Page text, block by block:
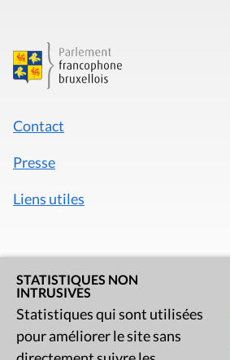
STATISTIQUES NON
INTRUSIVES
Statistiques qui sont utilisées
pour améliorer le site sans
Contact
Presse
Liens utiles